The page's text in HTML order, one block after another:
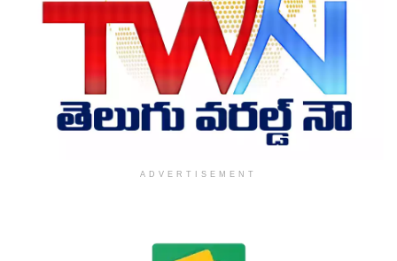
ADVERTISEMENT